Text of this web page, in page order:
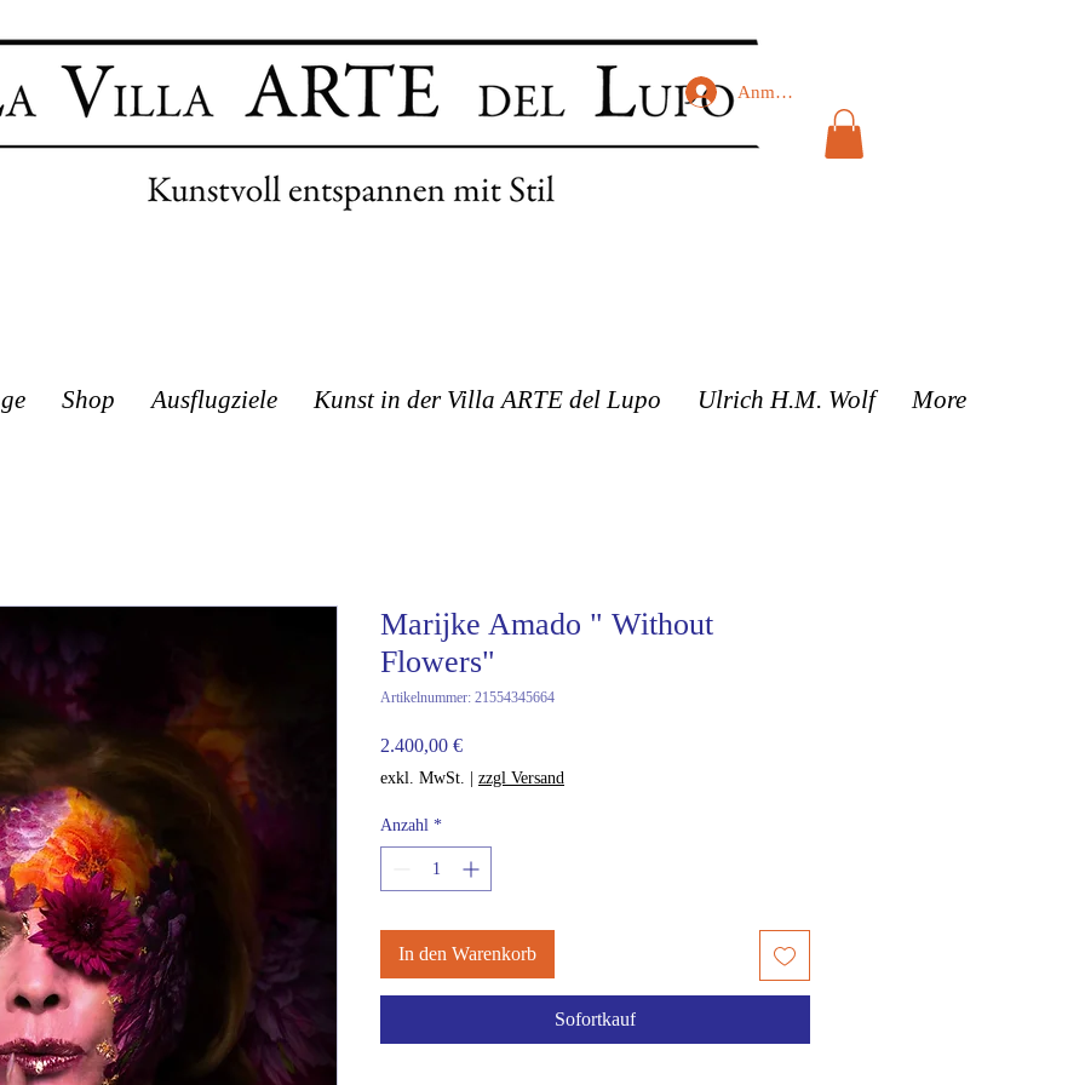
Anmelden
Shop Ausflugziele Kunst in der Villa ARTE del Lupo Ulrich H.M. Wolf More
Marijke Amado " Without
Flowers"
Artikelnummer: 21554345664
2.400,00 €Preis
exkl. MwSt. zzgl Versand
Anzahl *
In den Warenkorb
Sofortkauf